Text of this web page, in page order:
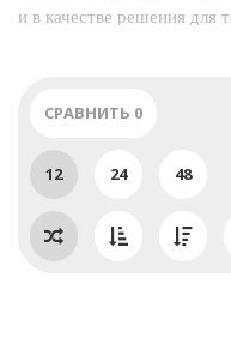
и в качестве решения для
ведения счета во время
СРАВНИТЬ 0
12 24 48